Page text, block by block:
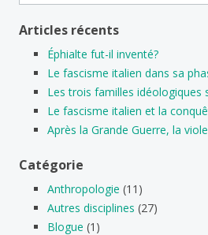
Articles récents
Éphialte fut-il inventé?
Le fascisme italien dans sa
Les trois familles idéologiques
Le fascisme italien et la
Après la Grande Guerre, la
Catégorie
Anthropologie (11)
Autres disciplines (27)
Blogue (1)